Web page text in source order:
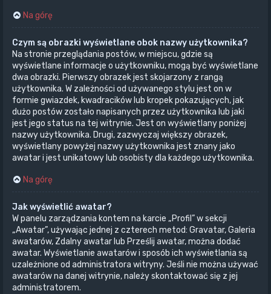
Na górę
Czym są obrazki wyświetlane obok nazwy użytkownika?
Na stronie przeglądania postów, w miejscu, gdzie są
wyświetlane informacje o użytkowniku, mogą być wyświetlane
dwa obrazki. Pierwszy obrazek jest skojarzony z rangą
użytkownika. W zależności od używanego stylu jest on w
formie gwiazdek, kwadracików lub kropek pokazujących, jak
dużo postów zostało napisanych przez użytkownika lub jaki
jest jego status na tej witrynie. Jest on wyświetlany poniżej
nazwy użytkownika. Drugi, zazwyczaj większy obrazek,
wyświetlany powyżej nazwy użytkownika jest znany jako
awatar i jest unikatowy lub osobisty dla każdego użytkownika.
Na górę
Jak wyświetlić awatar?
W panelu zarządzania kontem na karcie „Profil” w sekcji
„Awatar”, używając jednej z czterech metod: Gravatar, Galeria
awatarów, Zdalny awatar lub Prześlij awatar, można dodać
awatar. Wyświetlanie awatarów i sposób ich wyświetlania są
uzależnione od administratora witryny. Jeśli nie można używać
awatarów na danej witrynie, należy skontaktować się z jej
administratorem.